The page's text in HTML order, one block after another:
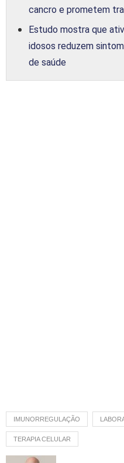
cancro e prometem
Estudo mostra que
idosos reduzem
de saúde
IMUNORREGULAÇÃO
TERAPIA CELULAR